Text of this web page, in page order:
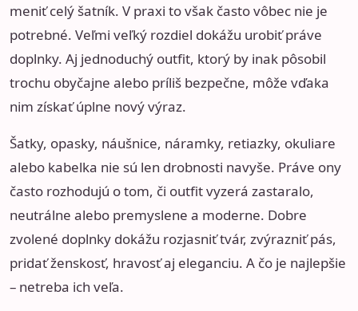
meniť celý šatník. V praxi to však často vôbec nie je
potrebné. Veľmi veľký rozdiel dokážu urobiť práve
doplnky. Aj jednoduchý outfit, ktorý by inak pôsobil
trochu obyčajne alebo príliš bezpečne, môže vďaka
nim získať úplne nový výraz.
Šatky, opasky, náušnice, náramky, retiazky, okuliare
alebo kabelka nie sú len drobnosti navyše. Práve ony
často rozhodujú o tom, či outfit vyzerá zastaralo,
neutrálne alebo premyslene a moderne. Dobre
zvolené doplnky dokážu rozjasniť tvár, zvýrazniť pás,
pridať ženskosť, hravosť aj eleganciu. A čo je najlepšie
– netreba ich veľa.